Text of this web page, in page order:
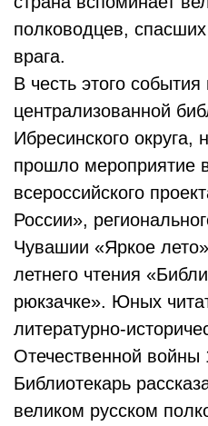
полководцев,
врага.
В честь этого
централизованной
Ибресинского
прошло мероприятие
всероссийского
России»,
Чувашии «Яркое
летнего чтения
рюкзачке». Юных
литературно-
Отечественной войны
Библиотекарь
великом русском